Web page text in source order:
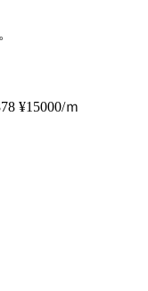
¥15000/ｍ